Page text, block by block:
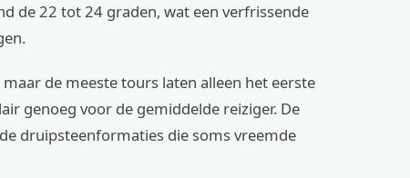
de 22 tot 24 graden, wat een verfrissende
de meeste tours laten alleen het eerste
genoeg voor de gemiddelde reiziger. De
druipsteenformaties die soms vreemde